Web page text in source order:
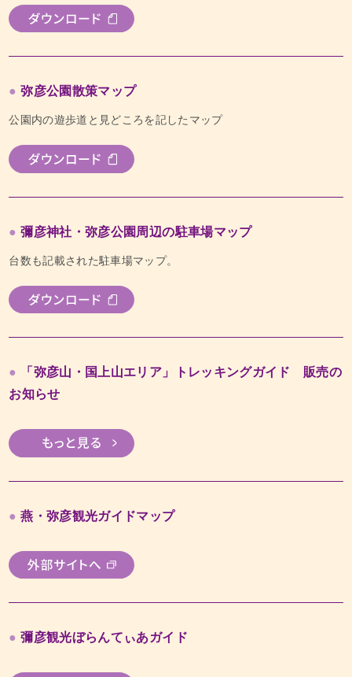
弥彦公園散策マップ
公園内の遊歩道と見どころを記したマップ
彌彦神社・弥彦公園周辺の駐車場マップ
台数も記載された駐車場マップ。
「弥彦山・国上山エリア」トレッキングガイド 販売の
お知らせ
燕・弥彦観光ガイドマップ
彌彦観光ぼらんてぃあガイド